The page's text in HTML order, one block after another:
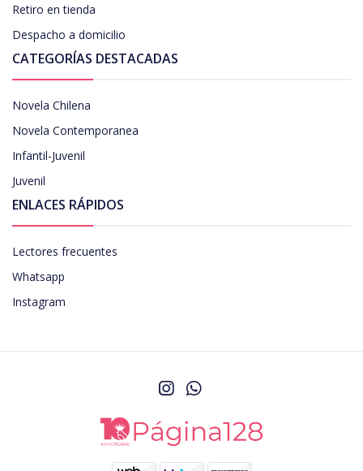
Retiro en tienda
Despacho a domicilio
CATEGORÍAS DESTACADAS
Novela Chilena
Novela Contemporanea
Infantil-Juvenil
Juvenil
ENLACES RÁPIDOS
Lectores frecuentes
Whatsapp
Instagram